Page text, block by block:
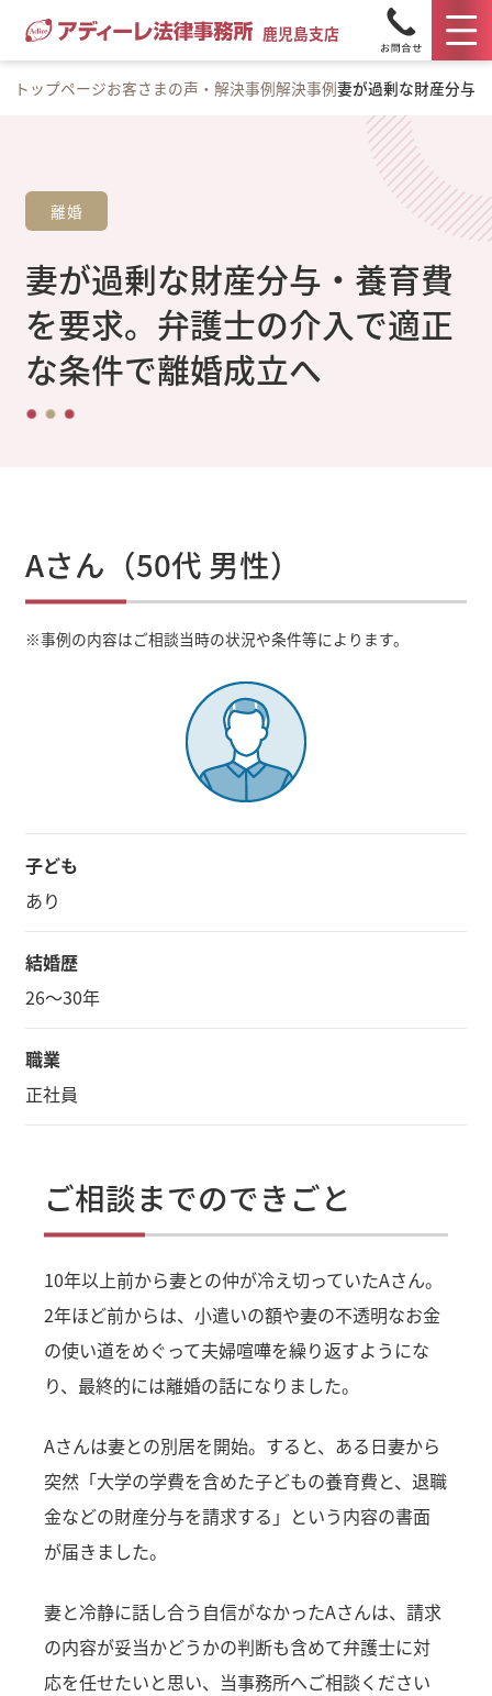
鹿児島支店
トップページお客さまの声・解決事例解決事例妻が過剰な財産分与
離婚
妻が過剰な財産分与・養育費
を要求。弁護士の介入で適正
な条件で離婚成立へ
Aさん（50代 男性）
※事例の内容はご相談当時の状況や条件等によります。
子ども
あり
結婚歴
26～30年
職業
正社員
ご相談までのできごと
10年以上前から妻との仲が冷え切っていたAさん。
2年ほど前からは、小遣いの額や妻の不透明なお金
の使い道をめぐって夫婦喧嘩を繰り返すようにな
り、最終的には離婚の話になりました。
Aさんは妻との別居を開始。すると、ある日妻から
突然「大学の学費を含めた子どもの養育費と、退職
金などの財産分与を請求する」という内容の書面
が届きました。
妻と冷静に話し合う自信がなかったAさんは、請求
の内容が妥当かどうかの判断も含めて弁護士に対
応を任せたいと思い、当事務所へご相談ください